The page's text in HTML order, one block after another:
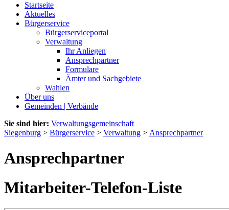
Startseite
Aktuelles
Bürgerservice
Bürgerserviceportal
Verwaltung
Ihr Anliegen
Ansprechpartner
Formulare
Ämter und Sachgebiete
Wahlen
Über uns
Gemeinden | Verbände
Sie sind hier: Verwaltungsgemeinschaft
Siegenburg > Bürgerservice > Verwaltung > Ansprechpartner
Ansprechpartner
Mitarbeiter-Telefon-Liste